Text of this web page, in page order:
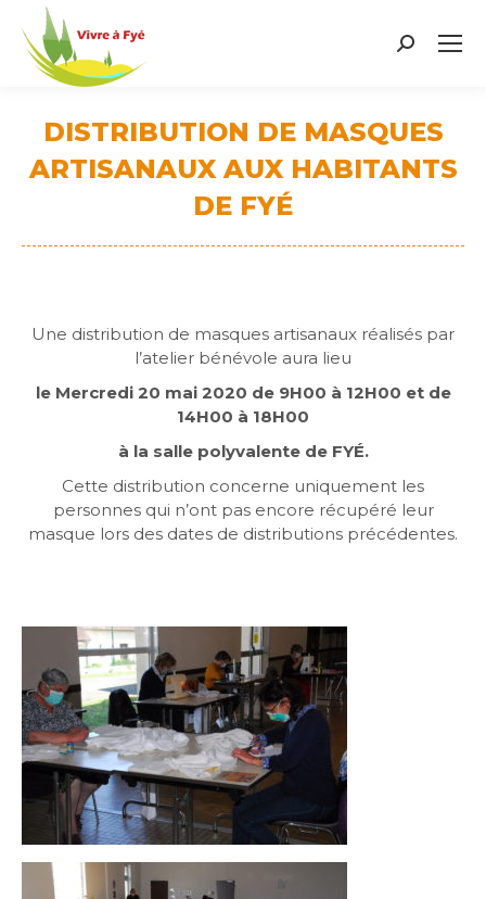
Search:
DISTRIBUTION DE MASQUES
ARTISANAUX AUX HABITANTS
DE FYÉ
Une distribution de masques artisanaux réalisés par
l’atelier bénévole aura lieu
le Mercredi 20 mai 2020 de 9H00 à 12H00 et de
14H00 à 18H00
à la salle polyvalente de FYÉ.
Cette distribution concerne uniquement les
personnes qui n’ont pas encore récupéré leur
masque lors des dates de distributions précédentes.